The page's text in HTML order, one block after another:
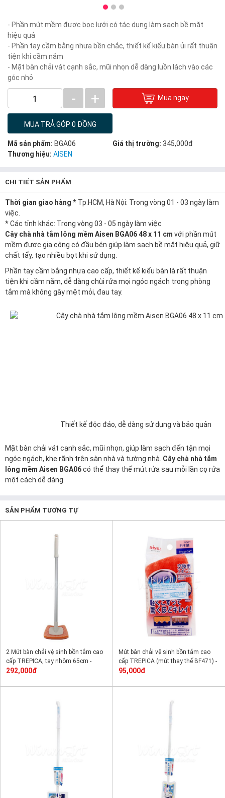
- Phần mút mềm được bọc lưới có tác dụng làm sạch bề mặt
hiệu quả
- Phần tay cầm bằng nhựa bền chắc, thiết kể kiểu bàn ủi rất thuận
tiện khi cầm nắm
- Mặt bàn chải vát cạnh sắc, mũi nhọn dễ dàng luồn lách vào các
góc nhỏ
1 - + Mua ngay
MUA TRẢ GÓP 0 ĐỒNG
Mã sản phẩm: BGA06 Giá thị trường: 345,000đ
Thương hiệu: AISEN
CHI TIẾT SẢN PHẨM
Thời gian giao hàng * Tp.HCM, Hà Nội: Trong vòng 01 - 03 ngày làm
việc.
* Các tỉnh khác: Trong vòng 03 - 05 ngày làm việc
Cây chà nhà tắm lông mềm Aisen BGA06 48 x 11 cm với phần mút
mềm được gia công có đầu bén giúp làm sạch bề mặt hiệu quả, giữ
chất tẩy, tạo nhiều bọt khi sử dụng.
Phần tay cầm bằng nhựa cao cấp, thiết kể kiểu bàn là rất thuận
tiện khi cầm nắm, dễ dàng chùi rửa mọi ngóc ngách trong phòng
tắm mà không gây mệt mỏi, đau tay.
Thiết kế độc đáo, dễ dàng sử dụng và bảo quản
Mặt bàn chải vát cạnh sắc, mũi nhọn, giúp làm sạch đến tận mọi
ngóc ngách, khe rãnh trên sàn nhà và tường nhà. Cây chà nhà tắm
lông mềm Aisen BGA06có thể thay thế mút rửa sau mỗi lần cọ rửa
một cách dễ dàng.
SẢN PHẨM TƯƠNG TỰ
2 Mút bàn chải vệ sinh bồn tắm cao
cấp TREPICA, tay nhôm 65cm -
BF471
292,000đ
Mút bàn chải vệ sinh bồn tắm cao
cấp TREPICA (mút thay thế BF471) -
BF472
95,000đ